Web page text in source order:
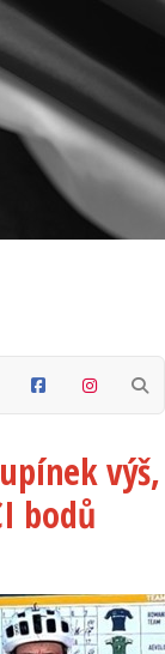
výš,
bodů